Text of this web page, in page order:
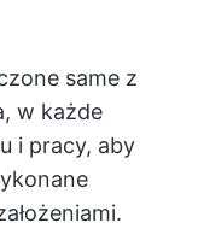
same z
w każde
i pracy, aby